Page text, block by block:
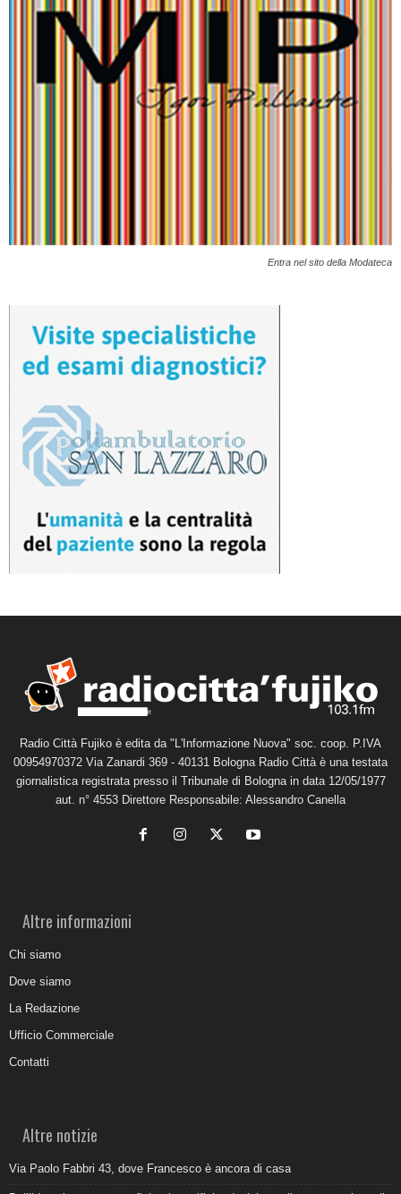
Entra nel sito della Modateca
Radio Città Fujiko è edita da "L'Informazione Nuova" soc. coop. P.IVA
00954970372 Via Zanardi 369 - 40131 Bologna Radio Città è una testata
giornalistica registrata presso il Tribunale di Bologna in data 12/05/1977
aut. n° 4553 Direttore Responsabile: Alessandro Canella
Altre informazioni
Chi siamo
Dove siamo
La Redazione
Ufficio Commerciale
Contatti
Altre notizie
Via Paolo Fabbri 43, dove Francesco è ancora di casa